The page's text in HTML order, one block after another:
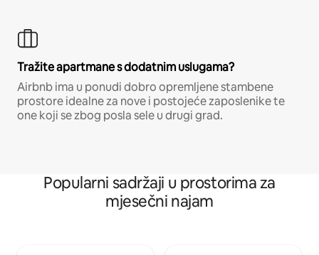
Tražite apartmane s dodatnim uslugama?
Airbnb ima u ponudi dobro opremljene stambene
prostore idealne za nove i postojeće zaposlenike te
one koji se zbog posla sele u drugi grad.
Popularni sadržaji u prostorima za
mjesečni najam